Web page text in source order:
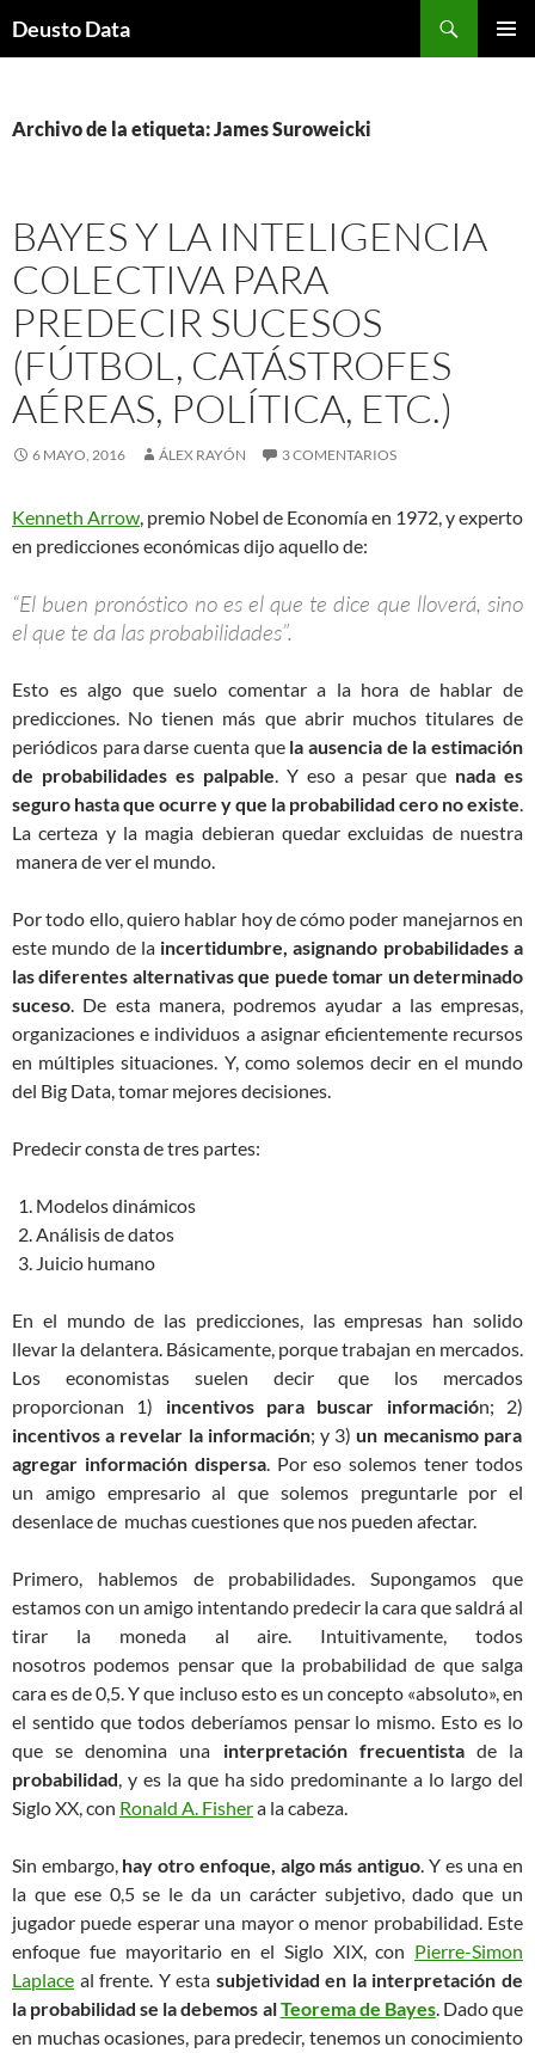
Deusto Data
Archivo de la etiqueta: James Suroweicki
BAYES Y LA INTELIGENCIA
COLECTIVA PARA
PREDECIR SUCESOS
(FÚTBOL, CATÁSTROFES
AÉREAS, POLÍTICA, ETC.)
6 MAYO, 2016 ÁLEX RAYÓN 3 COMENTARIOS
Kenneth Arrow, premio Nobel de Economía en 1972, y experto
en predicciones económicas dijo aquello de:
“El buen pronóstico no es el que te dice que lloverá, sino
el que te da las probabilidades”.
Esto es algo que suelo comentar a la hora de hablar de
predicciones. No tienen más que abrir muchos titulares de
periódicos para darse cuenta que la ausencia de la estimación
de probabilidades es palpable. Y eso a pesar que nada es
seguro hasta que ocurre y que la probabilidad cero no existe.
La certeza y la magia debieran quedar excluidas de nuestra
manera de ver el mundo.
Por todo ello, quiero hablar hoy de cómo poder manejarnos en
este mundo de la incertidumbre, asignando probabilidades a
las diferentes alternativas que puede tomar un determinado
suceso. De esta manera, podremos ayudar a las empresas,
organizaciones e individuos a asignar eficientemente recursos
en múltiples situaciones. Y, como solemos decir en el mundo
del Big Data, tomar mejores decisiones.
Predecir consta de tres partes:
Modelos dinámicos
Análisis de datos
Juicio humano
En el mundo de las predicciones, las empresas han solido
llevar la delantera. Básicamente, porque trabajan en mercados.
Los economistas suelen decir que los mercados
proporcionan 1) incentivos para buscar información; 2)
incentivos a revelar la información; y 3)un mecanismo para
agregar información dispersa. Por eso solemos tener todos
un amigo empresario al que solemos preguntarle por el
desenlace de muchas cuestiones que nos pueden afectar.
Primero, hablemos de probabilidades. Supongamos que
estamos con un amigo intentando predecir la cara que saldrá al
tirar la moneda al aire. Intuitivamente, todos
nosotros podemos pensar que la probabilidad de que salga
cara es de 0,5. Y que incluso esto es un concepto «absoluto», en
el sentido que todos deberíamos pensar lo mismo. Esto es lo
que se denomina una interpretación frecuentistade la
probabilidad, y es la que ha sido predominante a lo largo del
Siglo XX, con Ronald A. Fishera la cabeza.
Sin embargo,hay otro enfoque, algo más antiguo. Y es una en
la que ese 0,5 se le da un carácter subjetivo, dado que un
jugador puede esperar una mayor o menor probabilidad. Este
enfoque fue mayoritario en el Siglo XIX, con Pierre-Simon
Laplace al frente. Y esta subjetividad en la interpretación de
la probabilidad se la debemos alTeorema de Bayes. Dado que
en muchas ocasiones, para predecir, tenemos un conocimiento